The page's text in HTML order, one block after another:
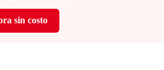
sin costo